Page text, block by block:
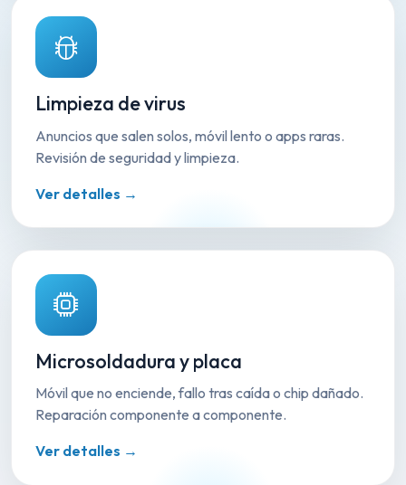
Limpieza de virus
Anuncios que salen solos, móvil lento o apps raras.
Revisión de seguridad y limpieza.
Ver detalles →
Microsoldadura y placa
Móvil que no enciende, fallo tras caída o chip dañado.
Reparación componente a componente.
Ver detalles →